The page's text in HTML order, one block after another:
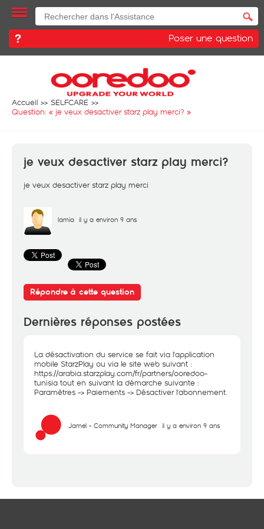
Poser une question
Accueil
SELFCARE
Question: « je veux desactiver starz play merci? »
je veux desactiver starz play merci?
je veux desactiver starz play merci
lamia il y a environ 9 ans
Répondre à cette question
Dernières réponses postées
La désactivation du service se fait via l'application
mobile StarzPlay ou via le site web suivant :
https://arabia.starzplay.com/fr/partners/ooredoo-
tunisia tout en suivant la démarche suivante :
Paramètres -> Paiements -> Désactiver l'abonnement.
Jamel - Community Manager il y a environ 9 ans